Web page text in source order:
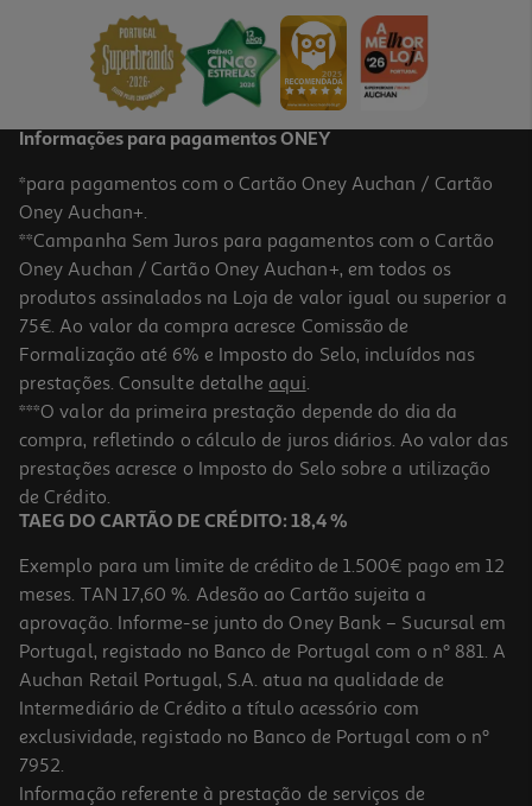
59,99 €
Aparador De Precisão Cabelo/barba Qilive Q.5129
15 €/un
15,00 €
Informações para pagamentos ONEY
*para pagamentos com o Cartão Oney Auchan / Cartão
Oney Auchan+.
**Campanha Sem Juros para pagamentos com o Cartão
Oney Auchan / Cartão Oney Auchan+, em todos os
produtos assinalados na Loja de valor igual ou superior a
75€. Ao valor da compra acresce Comissão de
Formalização até 6% e Imposto do Selo, incluídos nas
prestações. Consulte detalhe aqui.
***O valor da primeira prestação depende do dia da
compra, refletindo o cálculo de juros diários. Ao valor das
prestações acresce o Imposto do Selo sobre a utilização
de Crédito.
TAEG DO CARTÃO DE CRÉDITO: 18,4 %
Exemplo para um limite de crédito de 1.500€ pago em 12
meses. TAN 17,60 %. Adesão ao Cartão sujeita a
aprovação. Informe-se junto do Oney Bank – Sucursal em
Portugal, registado no Banco de Portugal com o nº 881. A
Auchan Retail Portugal, S.A. atua na qualidade de
Intermediário de Crédito a título acessório com
exclusividade, registado no Banco de Portugal com o nº
7952.
Informação referente à prestação de serviços de